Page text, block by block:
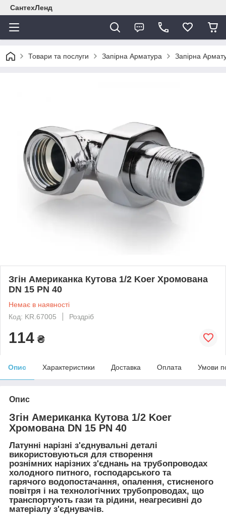
СантехЛенд
Товари та послуги Запірна Арматура Запірна
Згін Американка Кутова 1/2 Koer Хромована
DN 15 PN 40
Немає в наявності
Код: KR.67005
Роздріб
114 ₴
Опис Характеристики Доставка Оплата Умови
Опис
Згін Американка Кутова 1/2 Koer
Хромована DN 15 PN 40
Латунні нарізні з'єднувальні деталі
використовуються для створення
рознімних нарізних з'єднань на трубопроводах
холодного питного, господарського та
гарячого водопостачання, опалення, стисненого
повітря і на технологічних трубопроводах, що
транспортують гази та рідини, неагресивні до
матеріалу з'єднувачів.